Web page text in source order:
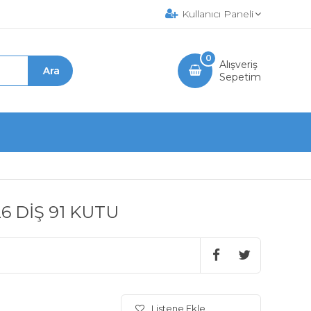
Kullanıcı Paneli
Alışveriş
Sepetim
0
DİŞ 91 KUTU
Listene Ekle